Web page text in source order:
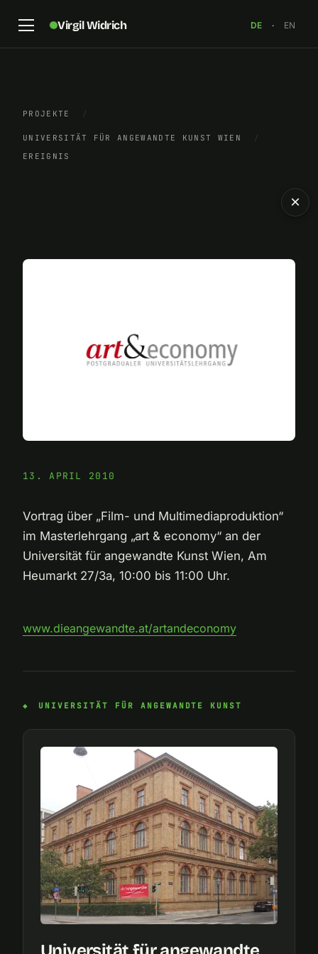
Virgil Widrich DE · EN
PROJEKTE /
UNIVERSITÄT FÜR ANGEWANDTE KUNST WIEN
/
EREIGNIS
13. APRIL 2010
Vortrag über „Film- und Multimediaproduktion“
im Masterlehrgang „art & economy“ an der
Universität für angewandte Kunst Wien, Am
Heumarkt 27/3a, 10:00 bis 11:00 Uhr.
www.dieangewandte.at/artandeconomy
UNIVERSITÄT FÜR ANGEWANDTE KUNST
×